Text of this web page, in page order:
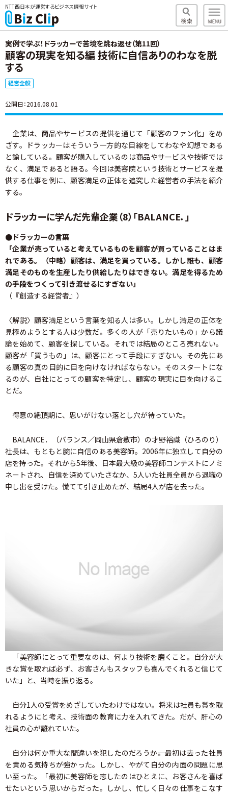
NTT西日本が運営するビジネス情報サイト
実例で学ぶ！ドラッカーで苦境を跳ね返せ（第11回）
顧客の現実を知る編 技術に自信ありのわなを脱
する
経営全般
公開日：2016.08.01
企業は、商品やサービスの提供を通じて「顧客のファン化」をめ
ざす。ドラッカーはそういう一方的な目線をしてわなや幻想である
と諭している。顧客が購入しているのは商品やサービスや技術では
なく、満足であると語る。今回は美容院という技術とサービスを提
供する仕事を例に、顧客満足の正体を追究した経営者の手法を紹介
する。
ドラッカーに学んだ先輩企業（8）「BALANCE．」
●ドラッカーの言葉
「企業が売っていると考えているものを顧客が買っていることはま
れである。（中略）顧客は、満足を買っている。しかし誰も、顧客
満足そのものを生産したり供給したりはできない。満足を得るため
の手段をつくって引き渡せるにすぎない」
（『創造する経営者』）
〈解説〉顧客満足という言葉を知る人は多い。しかし満足の正体を
見極めようとする人は少数だ。多くの人が「売りたいもの」から議
論を始めて、顧客を探している。それでは結局のところ売れない。
顧客が「買うもの」は、顧客にとって手段にすぎない。その先にあ
る顧客の真の目的に目を向けなければならない。そのスタートにな
るのが、自社にとっての顧客を特定し、顧客の現実に目を向けるこ
とだ。
得意の絶頂期に、思いがけない落とし穴が待っていた。
BALANCE．（バランス／岡山県倉敷市）の才野裕識（ひろのり）
社長は、もともと腕に自信のある美容師。2006年に独立して自分の
店を持った。それから5年後、日本最大級の美容師コンテストにノミ
ネートされ、自信を深めていたさなか、5人いた社員全員から退職の
申し出を受けた。慌てて引き止めたが、結局4人が店を去った。
「美容師にとって重要なのは、何より技術を磨くこと。自分が大
きな賞を取れば必ず、お客さんもスタッフも喜んでくれると信じて
いた」と、当時を振り返る。
自分1人の受賞をめざしていたわけではない。将来は社員も賞を取
れるようにと考え、技術面の教育に力を入れてきた。だが、肝心の
社員の心が離れていた。
自分は何か重大な間違いを犯したのだろうか――。最初は去った社員
を責める気持ちが強かった。しかし、やがて自分の内面の問題に思
い至った。「最初に美容師を志したのはひとえに、お客さんを喜ば
せたいという思いからだった。しかし、忙しく日々の仕事をこなす